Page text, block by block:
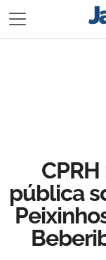
pública